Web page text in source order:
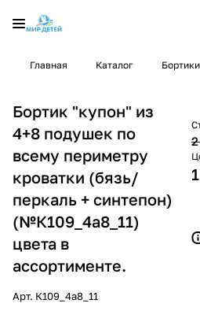
Главная Каталог
Бортик "купон" из
4+8 подушек по
всему периметру
кроватки (бязь/
перкаль + синтепон)
(№К109_4а8_11)
цвета в
ассортименте.
Арт. К109_4а8_11
2